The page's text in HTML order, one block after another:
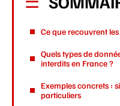
Ce que recouvrent
Quels types de
interdits en France ?
Exemples concrets :
particuliers